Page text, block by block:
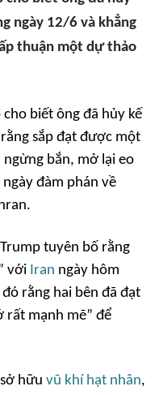
ngày 12/6 và khẳng
thuận một dự thảo
biết ông đã hủy kế
sắp đạt được một
bắn, mở lại eo
đàm phán về
tuyên bố rằng
với Iran ngày hôm
rằng hai bên đã đạt
rất mạnh mẽ” để
hữu vũ khí hạt nhân,